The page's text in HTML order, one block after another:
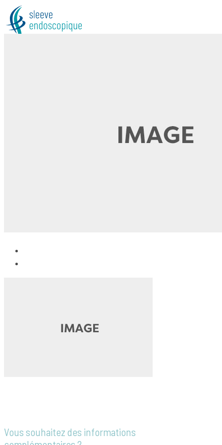
Vous souhaitez des informations